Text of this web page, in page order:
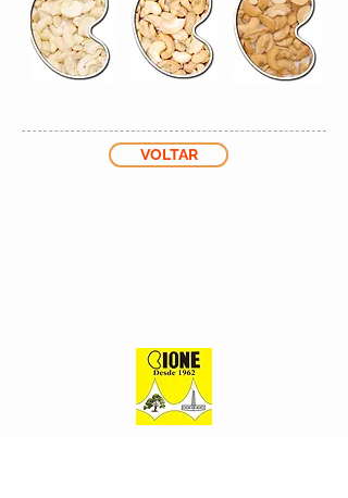
VOLTAR